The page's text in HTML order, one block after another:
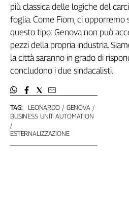
Sassolino
Linea
Economica
Tech
It
Easy
Inserti
Idea
Diffusa
InFlai
TAG: LEONARDO
GENOVA
BUSINESS UNIT AUTOMATION
ESTERNALIZZAZIONE
più classica delle logiche del
foglia. Come Fiom, ci opporremo
questo tipo: Genova non può
pezzi della propria industria.
la città saranno in grado di
concludono i due sindacalisti.